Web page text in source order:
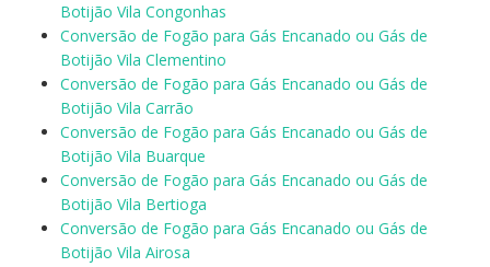
Botijão Vila Congonhas
Conversão de Fogão para Gás Encanado ou Gás de
Botijão Vila Clementino
Conversão de Fogão para Gás Encanado ou Gás de
Botijão Vila Carrão
Conversão de Fogão para Gás Encanado ou Gás de
Botijão Vila Buarque
Conversão de Fogão para Gás Encanado ou Gás de
Botijão Vila Bertioga
Conversão de Fogão para Gás Encanado ou Gás de
Botijão Vila Airosa